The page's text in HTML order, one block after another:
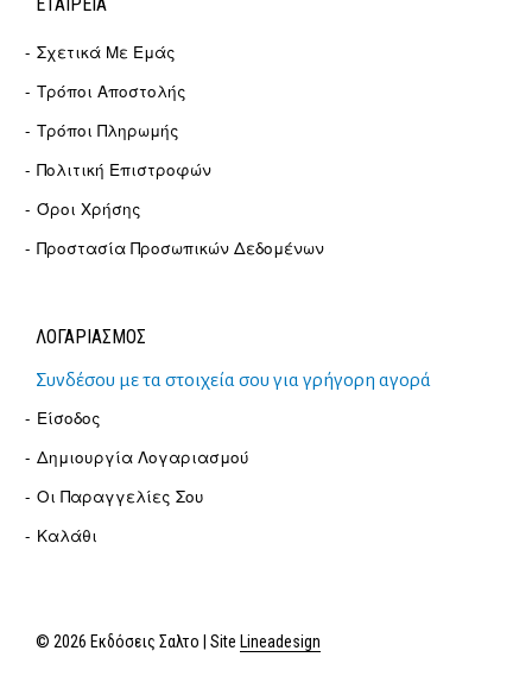
Σχετικά Με Εμάς
Τρόποι Αποστολής
Τρόποι Πληρωμής
Πολιτική Επιστροφών
Όροι Χρήσης
Προστασία Προσωπικών Δεδομένων
ΛΟΓΑΡΙΑΣΜΟΣ
Συνδέσου με τα στοιχεία σου για γρήγορη αγορά
Είσοδος
Δημιουργία Λογαριασμού
Οι Παραγγελίες Σου
Καλάθι
© 2026 Εκδόσεις Σαλτο | Site Lineadesign